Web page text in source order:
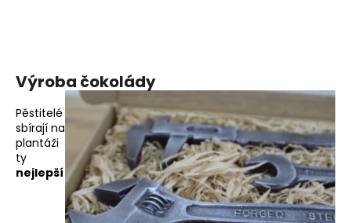
Výroba čokolády
Pěstitelé
sbírají na
plantáži
ty
nejlepší
e
m
e